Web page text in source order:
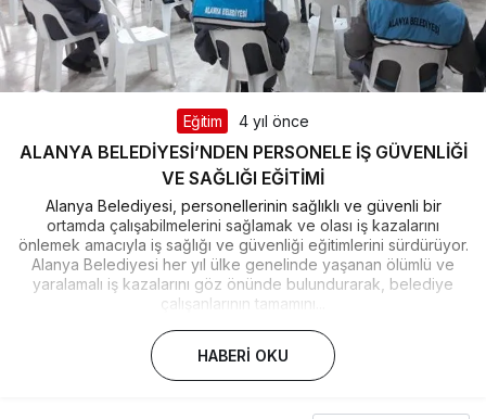
Eğitim 4 yıl önce
ALANYA BELEDİYESİ’NDEN PERSONELE İŞ GÜVENLİĞİ
VE SAĞLIĞI EĞİTİMİ
Alanya Belediyesi, personellerinin sağlıklı ve güvenli bir
ortamda çalışabilmelerini sağlamak ve olası iş kazalarını
önlemek amacıyla iş sağlığı ve güvenliği eğitimlerini sürdürüyor.
Alanya Belediyesi her yıl ülke genelinde yaşanan ölümlü ve
yaralamalı iş kazalarını göz önünde bulundurarak, belediye
çalışanlarının tamamını...
HABERI OKU